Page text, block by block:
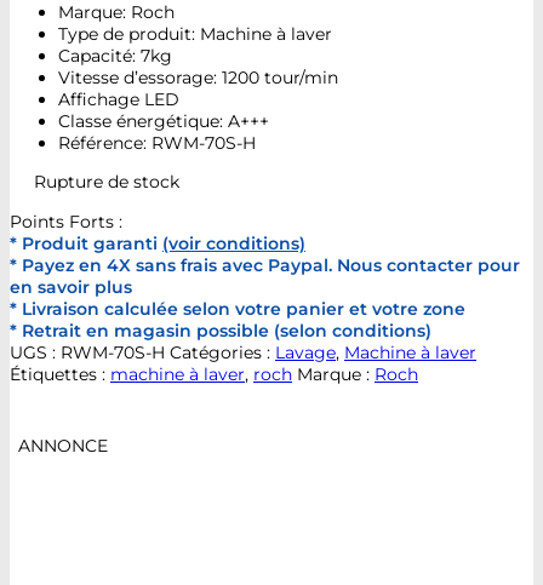
Marque: Roch
Type de produit: Machine à laver
Capacité: 7kg
Vitesse d’essorage: 1200 tour/min
Affichage LED
Classe énergétique: A+++
Référence: RWM-70S-H
Rupture de stock
Points Forts :
* Produit garanti (voir conditions)
* Payez en 4X sans frais avec Paypal. Nous contacter pour
en savoir plus
* Livraison calculée selon votre panier et votre zone
* Retrait en magasin possible (selon conditions)
UGS : RWM-70S-H Catégories : Lavage, Machine à laver
Étiquettes : machine à laver, roch Marque : Roch
ANNONCE